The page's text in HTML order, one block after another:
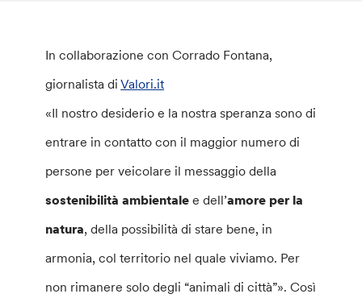
In collaborazione con Corrado Fontana,
giornalista diValori.it
«Il nostro desiderio e la nostra speranza sono di
entrare in contatto con il maggior numero di
persone per veicolare il messaggio della
sostenibilità ambientale e dell’amore per la
natura, della possibilità di stare bene, in
armonia, col territorio nel quale viviamo. Per
non rimanere solo degli “animali di città”». Così